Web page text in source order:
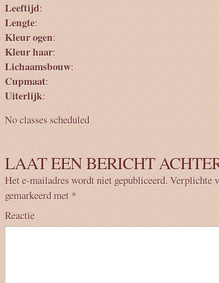
Leeftijd:
Lengte:
Kleur ogen:
Kleur haar:
Lichaamsbouw:
Cupmaat:
Uiterlijk:
No classes scheduled
LAAT EEN BERICHT
Het e-mailadres wordt niet gepubliceerd.Verplichte
gemarkeerd met*
Reactie